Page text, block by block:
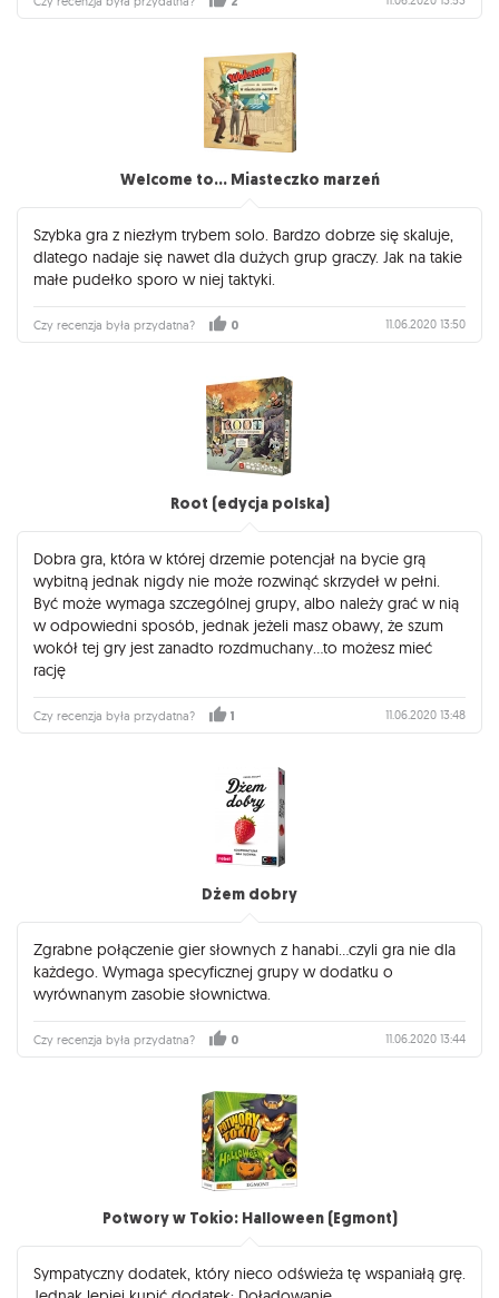
Welcome to... Miasteczko marzeń
Szybka gra z niezłym trybem solo. Bardzo dobrze się skaluje,
dlatego nadaje się nawet dla dużych grup graczy. Jak na takie
małe pudełko sporo w niej taktyki.
Czy recenzja była przydatna? 0 11.06.2020 13:50
Root (edycja polska)
Dobra gra, która w której drzemie potencjał na bycie grą
wybitną jednak nigdy nie może rozwinąć skrzydeł w pełni.
Być może wymaga szczególnej grupy, albo należy grać w nią
w odpowiedni sposób, jednak jeżeli masz obawy, że szum
wokół tej gry jest zanadto rozdmuchany...to możesz mieć
rację
Czy recenzja była przydatna? 1 11.06.2020 13:48
Dżem dobry
Zgrabne połączenie gier słownych z hanabi...czyli gra nie dla
każdego. Wymaga specyficznej grupy w dodatku o
wyrównanym zasobie słownictwa.
Czy recenzja była przydatna? 0 11.06.2020 13:44
Potwory w Tokio: Halloween (Egmont)
Sympatyczny dodatek, który nieco odświeża tę wspaniałą grę.